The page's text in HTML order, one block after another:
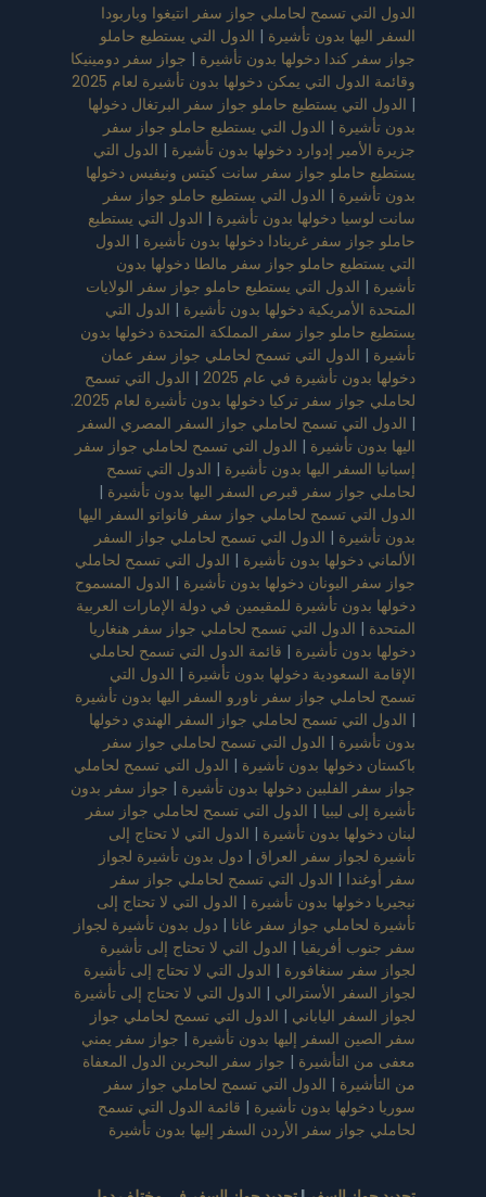
الدول التي تسمح لحاملي جواز سفر انتيغوا وباربودا
السفر اليها بدون تأشيرة | الدول التي يستطيع حاملو
جواز سفر كندا دخولها بدون تأشيرة | جواز سفر دومينيكا
وقائمة الدول التي يمكن دخولها بدون تأشيرة لعام 2025
| الدول التي يستطيع حاملو جواز سفر البرتغال دخولها
بدون تأشيرة | الدول التي يستطيع حاملو جواز سفر
جزيرة الأمير إدوارد دخولها بدون تأشيرة | الدول التي
يستطيع حاملو جواز سفر سانت كيتس ونيفيس دخولها
بدون تأشيرة | الدول التي يستطيع حاملو جواز سفر
سانت لوسيا دخولها بدون تأشيرة | الدول التي يستطيع
حاملو جواز سفر غرينادا دخولها بدون تأشيرة | الدول
التي يستطيع حاملو جواز سفر مالطا دخولها بدون
تأشيرة | الدول التي يستطيع حاملو جواز سفر الولايات
المتحدة الأمريكية دخولها بدون تأشيرة | الدول التي
يستطيع حاملو جواز سفر المملكة المتحدة دخولها بدون
تأشيرة | الدول التي تسمح لحاملي جواز سفر عمان
دخولها بدون تأشيرة في عام 2025
| الدول التي تسمح
لحاملي جواز سفر تركيا دخولها بدون تأشيرة لعام 2025.
| الدول التي تسمح لحاملي جواز السفر المصري السفر
اليها بدون تأشيرة | الدول التي تسمح لحاملي جواز سفر
إسبانيا السفر اليها بدون تأشيرة | الدول التي تسمح
لحاملي جواز سفر قبرص السفر اليها بدون تأشيرة |
الدول التي تسمح لحاملي جواز سفر فانواتو السفر اليها
بدون تأشيرة | الدول التي تسمح لحاملي جواز السفر
الألماني دخولها بدون تأشيرة | الدول التي تسمح لحاملي
جواز سفر اليونان دخولها بدون تأشيرة | الدول المسموح
دخولها بدون تأشيرة للمقيمين في دولة الإمارات العربية
المتحدة | الدول التي تسمح لحاملي جواز سفر هنغاريا
دخولها بدون تأشيرة | قائمة الدول التي تسمح لحاملي
الإقامة السعودية دخولها بدون تأشيرة | الدول التي
تسمح لحاملي جواز سفر ناورو السفر اليها بدون تأشيرة
| الدول التي تسمح لحاملي جواز السفر الهندي دخولها
بدون تأشيرة | الدول التي تسمح لحاملي جواز سفر
باكستان دخولها بدون تأشيرة | الدول التي تسمح لحاملي
جواز سفر الفلبين دخولها بدون تأشيرة | جواز سفر بدون
تأشيرة إلى ليبيا | الدول التي تسمح لحاملي جواز سفر
لبنان دخولها بدون تأشيرة | الدول التي لا تحتاج إلى
تأشيرة لجواز سفر العراق | دول بدون تأشيرة لجواز
سفر أوغندا | الدول التي تسمح لحاملي جواز سفر
نيجيريا دخولها بدون تأشيرة | الدول التي لا تحتاج إلى
تأشيرة لحاملي جواز سفر غانا | دول بدون تأشيرة لجواز
سفر جنوب أفريقيا | الدول التي لا تحتاج إلى تأشيرة
لجواز سفر سنغافورة | الدول التي لا تحتاج إلى تأشيرة
لجواز السفر الأسترالي | الدول التي لا تحتاج إلى تأشيرة
لجواز السفر الياباني | الدول التي تسمح لحاملي جواز
سفر الصين السفر إليها بدون تأشيرة | جواز سفر يمني
معفى من التأشيرة | جواز سفر البحرين الدول المعفاة
من التأشيرة | الدول التي تسمح لحاملي جواز سفر
سوريا دخولها بدون تأشيرة | قائمة الدول التي تسمح
لحاملي جواز سفر الأردن السفر إليها بدون تأشيرة